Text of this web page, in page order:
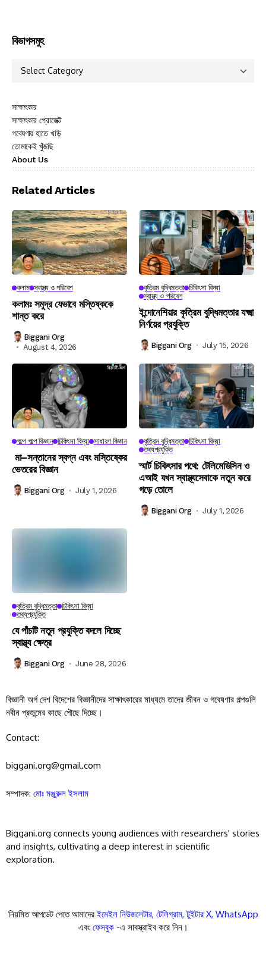
বিভাগসমুহ
সাক্ষাৎকার
সাক্ষাৎকার প্রোজেক্ট
গবেষণায় হাতে খড়ি
তোমাকেই খুঁজছি
About Us
Related Articles
কলাম স্বাস্থ্য ও পরিবেশ
কলামঃ সমুদ্র যেভাবে মস্তিষ্ককে
শান্ত করে
Biggani Org
August 4, 2026
কৃত্রিম বুদ্ধিমত্তা চিকিৎসা বিদ্যা
স্বাস্থ্য ও পরিবেশ
ইন্দোনেশিয়ার কৃত্রিম বুদ্ধিমত্তার যক্ষ্মা
নির্ণয়ের প্রযুক্তি
Biggani Org July 15, 2026
গল্পে গল্পে বিজ্ঞান চিকিৎসা বিদ্যা সাধারণ বিজ্ঞান
মা–সন্তানের স্বপ্ন এবং মস্তিষ্কের
ভেতরের বিজ্ঞান
Biggani Org July 1, 2026
কৃত্রিম বুদ্ধিমত্তা চিকিৎসা বিদ্যা
তথ্যপ্রযুক্তি
স্মার্ট চিকিৎসার পথে: টেলিমেডিসিন ও
এআই যখন স্বাস্থ্যসেবাকে নতুন করে
গড়ে তোলে
Biggani Org July 1, 2026
কৃত্রিম বুদ্ধিমত্তা চিকিৎসা বিদ্যা
তথ্যপ্রযুক্তি
যে পাঁচটি নতুন প্রযুক্তি বদলে দিচ্ছে
স্বাস্থ্য ক্ষেত্র
Biggani Org June 28, 2026
বিজ্ঞানী অর্গ দেশ বিদেশের বিজ্ঞানীদের সাক্ষাৎকারের মাধ্যমে তাদের জীবন ও গবেষণার গল্পগুলি
নবীন প্রজন্মের কাছে পৌছে দিচ্ছে।
Contact:
biggani.org@gmail.com
সম্পাদক: মোঃ মঞ্জুরুল ইসলাম
Biggani.org connects young audiences with researchers' stories
and insights, cultivating a deep interest in scientific
exploration.
নিয়মিত আপডেট পেতে আমাদেরইমেইল নিউজলেটার, টেলিগ্রাম,টুইটার X, WhatsApp
এবং ফেসবুক-এ সাবস্ক্রাইব করে নিন।